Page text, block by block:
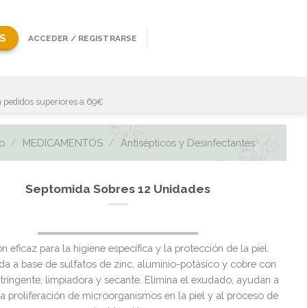
ACCEDER / REGISTRARSE
pedidos superiores a 69€
/ MEDICAMENTOS / Antisépticos y Desinfectantes
Septomida Sobres 12 Unidades
El
precio
original
era:
El
precio
actual
es:
eficaz para la higiene específica y la protección de la piel.
a base de sulfatos de zinc, aluminio-potásico y cobre con
limpiadora y secante. Elimina el exudado, ayudan a
proliferación de microorganismos en la piel y al proceso de